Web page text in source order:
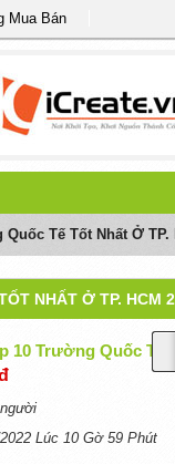
Mua Bán
Tế Tốt Nhất Ở TP.
NHẤT Ở TP. HCM
10 Trường Quốc Tế
Lúc 10 Gờ 59 Phút